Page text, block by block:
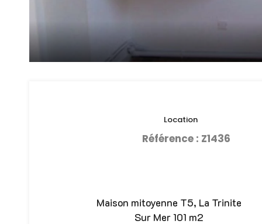
Maison mitoyenne T5, La Trinite
Sur Mer 101 m2
Location
Référence : Z1436